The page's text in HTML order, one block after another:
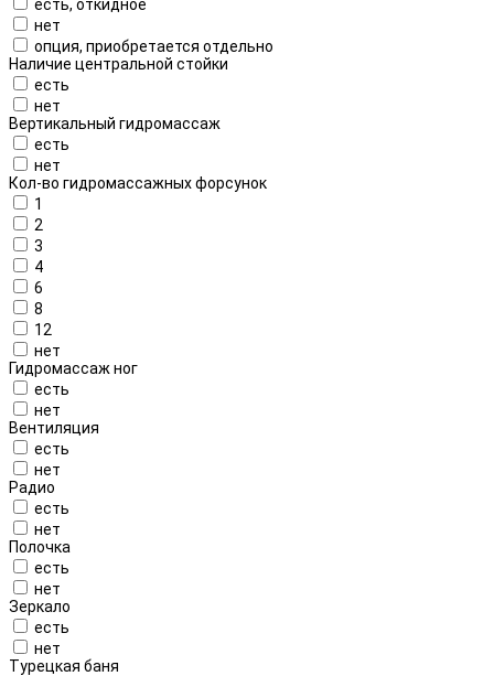
есть, откидное
нет
опция, приобретается отдельно
Наличие центральной стойки
есть
нет
Вертикальный гидромассаж
есть
нет
Кол-во гидромассажных форсунок
1
2
3
4
6
8
12
нет
Гидромассаж ног
есть
нет
Вентиляция
есть
нет
Радио
есть
нет
Полочка
есть
нет
Зеркало
есть
нет
Турецкая баня